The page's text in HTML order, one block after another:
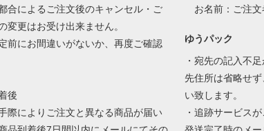
合によるご注文後のキャンセル・ご
変更はお受け出来ません。
前にお間違いがないか、再度ご確認
後
際によりご注文と異なる商品が届い
お名前：ご注文
ゆうパック
・宛先の記入不
先住所は省略せ
い致します。
・追跡サービス